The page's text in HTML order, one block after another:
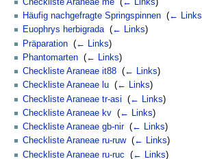
Häufig nachgefragte Springspinnen (← Links
Euophrys herbigrada‎ (← Links)
Präparation (← Links)
Phantomarten (← Links)
Checkliste Araneae it88 (← Links)
Checkliste Araneae lu (← Links)
Checkliste Araneae tr-asi
(← Links)
Checkliste Araneae kv (← Links)
Checkliste Araneae gb-nir‎ (← Links)
Checkliste Araneae ru-ruw‎ (← Links)
Checkliste Araneae ru-ruc
(← Links)